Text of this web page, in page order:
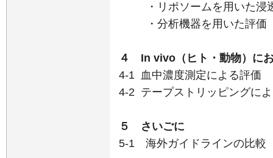
・リポソームを用いた浸
・分析機器を用いた評価
４ In vivo（ヒト・動物）に
4-1 血中濃度測定による評価
4-2 テープストリッピングに
５ さいごに
5-1 海外ガイドラインの比較